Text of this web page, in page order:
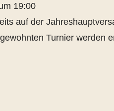
19:00
auf der
Turnier werden